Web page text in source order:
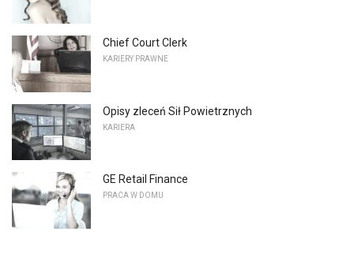
Chief Court Clerk
KARIERY PRAWNE
Opisy zleceń Sił Powietrznych
KARIERA
GE Retail Finance
PRACA W DOMU